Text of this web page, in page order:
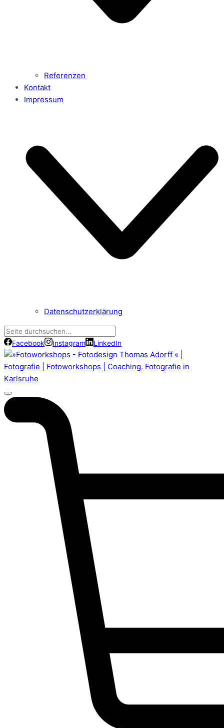
Referenzen
Kontakt
Impressum
Datenschutzerklärung
Facebook Instagram LinkedIn